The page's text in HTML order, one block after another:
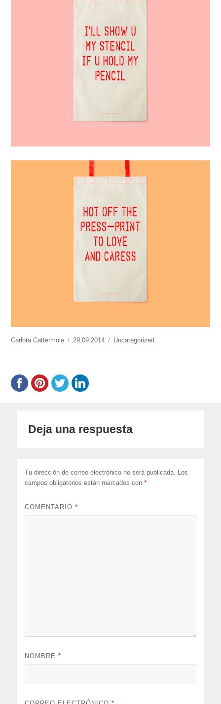
https://www.experimenta.es/author/Carlota%20Cattermole/
Carlota Cattermole
Publicado
29.09.2014 Categorías
Uncategorized
Deja una respuesta
Tu dirección de correo electrónico no será publicada. Los
campos obligatorios están marcados con*
COMENTARIO*
NOMBRE*